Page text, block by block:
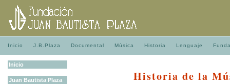
Inicio J.B.Plaza Documental Música Historia Lenguaje
Inicio
Juan Bautista Plaza Historia de la